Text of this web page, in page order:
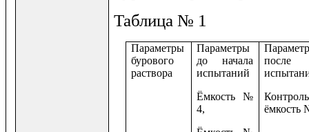
Таблица № 1
Параметры
бурового
раствора
Параметры
до начала
испытаний
Ёмкость №
4,
после
ёмкость